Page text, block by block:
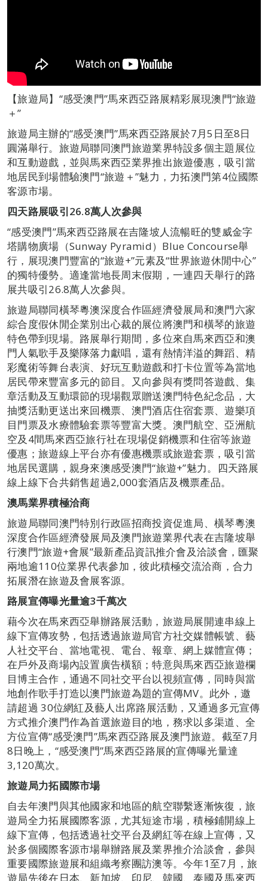
【旅遊局】“感受澳門”馬來西亞路展精彩展現澳門“旅遊
＋”
旅遊局主辦的“感受澳門”馬來西亞路展於7月5日至8日
圓滿舉行。旅遊局聯同澳門旅遊業界特設多個主題展位
和互動遊戲，並與馬來西亞業界推出旅遊優惠，吸引當
地居民到場體驗澳門“旅遊＋”魅力，力拓澳門第4位國際
客源市場。
四天路展吸引26.8萬人次參與
“感受澳門”馬來西亞路展在吉隆坡人流暢旺的雙威金字
塔購物廣場（Sunway Pyramid）Blue Concourse舉
行，展現澳門豐富的“旅遊+”元素及“世界旅遊休閒中心”
的獨特優勢。適逢當地長周末假期，一連四天舉行的路
展共吸引26.8萬人次參與。
旅遊局聯同橫琴粵澳深度合作區經濟發展局和澳門六家
綜合度假休閒企業別出心裁的展位將澳門和橫琴的旅遊
特色帶到現場。路展舉行期間，多位來自馬來西亞和澳
門人氣歌手及樂隊落力獻唱，還有熱情洋溢的舞蹈、精
彩魔術等舞台表演、好玩互動遊戲和打卡位置等為當地
居民帶來豐富多元的節目。又向參與有獎問答遊戲、集
章活動及互動環節的現場觀眾贈送澳門特色紀念品，大
抽獎活動更送出來回機票、澳門酒店住宿套票、遊樂項
目門票及水療體驗套票等豐富大獎。澳門航空、亞洲航
空及4間馬來西亞旅行社在現場促銷機票和住宿等旅遊
優惠；旅遊線上平台亦有優惠機票或旅遊套票，吸引當
地居民選購，親身來澳感受澳門“旅遊+”魅力。四天路展
線上線下合共銷售超過2,000套酒店及機票產品。
澳馬業界積極洽商
旅遊局聯同澳門特別行政區招商投資促進局、橫琴粵澳
深度合作區經濟發展局及澳門旅遊業界代表在吉隆坡舉
行澳門“旅遊+會展”最新產品資訊推介會及洽談會，匯聚
兩地逾110位業界代表參加，彼此積極交流洽商，合力
拓展潛在旅遊及會展客源。
路展宣傳曝光量逾3千萬次
藉今次在馬來西亞舉辦路展活動，旅遊局展開連串線上
線下宣傳攻勢，包括透過旅遊局官方社交媒體帳號、藝
人社交平台、當地電視、電台、報章、網上媒體宣傳；
在戶外及商場內設置廣告橫額；特意與馬來西亞旅遊欄
目博主合作，通過不同社交平台以視頻宣傳，同時與當
地創作歌手打造以澳門旅遊為題的宣傳MV。此外，邀
請超過 30位網紅及藝人出席路展活動，又通過多元宣傳
方式推介澳門作為首選旅遊目的地，務求以多渠道、全
方位宣傳“感受澳門”馬來西亞路展及澳門旅遊。截至7月
8日晚上，“感受澳門”馬來西亞路展的宣傳曝光量達
3,120萬次。
旅遊局力拓國際市場
自去年澳門與其他國家和地區的航空聯繫逐漸恢復，旅
遊局全力拓展國際客源，尤其短途市場，積極鋪開線上
線下宣傳，包括透過社交平台及網紅等在線上宣傳，又
於多個國際客源市場舉辦路展及業界推介洽談會，參與
重要國際旅遊展和組織考察團訪澳等。今年1至7月，旅
遊局先後在日本、新加坡、印尼、韓國、泰國及馬來西